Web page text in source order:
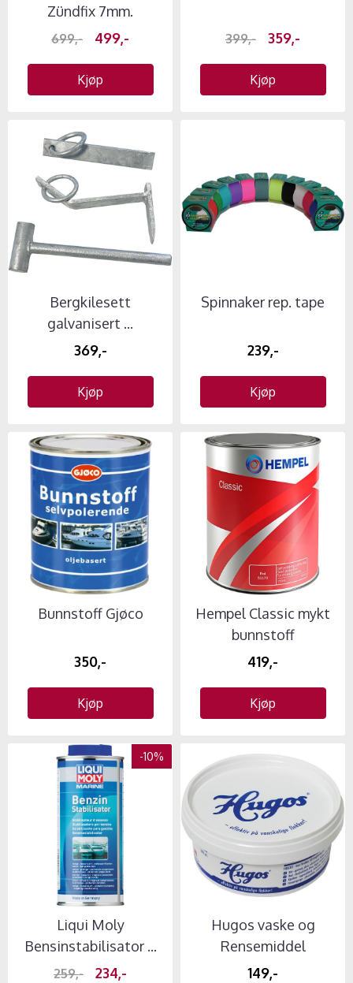
Zündfix 7mm.
699,- 499,-
Kjøp
399,- 359,-
Kjøp
Bergkilesett
galvanisert ...
369,-
Kjøp
Spinnaker rep. tape
239,-
Kjøp
Bunnstoff Gjøco
350,-
Kjøp
Hempel Classic mykt
bunnstoff
419,-
Kjøp
-10%
Liqui Moly
Bensinstabilisator ...
259,- 234,-
Hugos vaske og
Rensemiddel
149,-